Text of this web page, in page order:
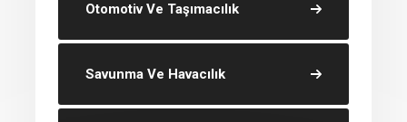
Otomotiv Ve Taşımacılık
Savunma Ve Havacılık